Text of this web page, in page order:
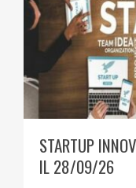
STARTUP
IL 28/09/26